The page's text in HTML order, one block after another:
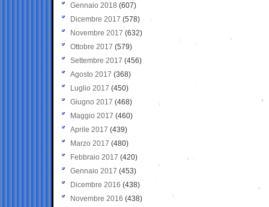
Gennaio 2018 (607)
Dicembre 2017 (578)
Novembre 2017 (632)
Ottobre 2017 (579)
Settembre 2017 (456)
Agosto 2017 (368)
Luglio 2017 (450)
Giugno 2017 (468)
Maggio 2017 (460)
Aprile 2017 (439)
Marzo 2017 (480)
Febbraio 2017 (420)
Gennaio 2017 (453)
Dicembre 2016 (438)
Novembre 2016 (438)